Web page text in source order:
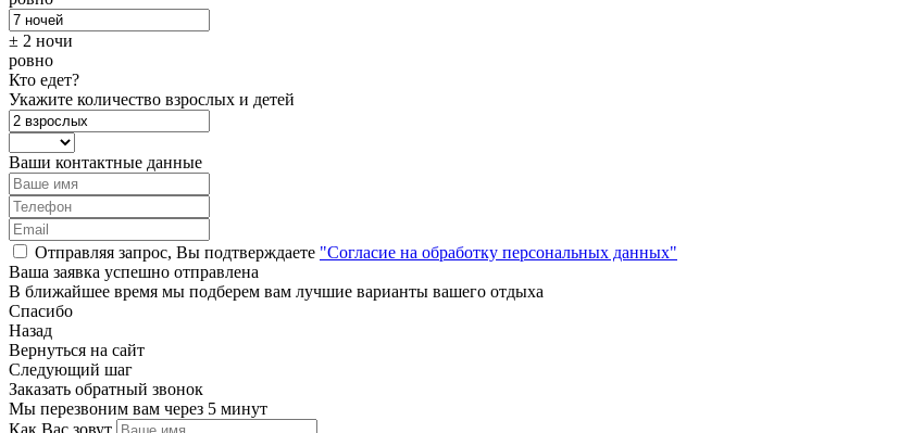
± 2 ночи
ровно
Кто едет?
Укажите количество взрослых и детей
Ваши контактные данные
Отправляя запрос, Вы подтверждаете "Согласие на обработку персональных данных"
Ваша заявка успешно отправлена
В ближайшее время мы подберем вам лучшие варианты вашего отдыха
Спасибо
Назад
Вернуться на сайт
Следующий шаг
Заказать обратный звонок
Мы перезвоним вам через 5 минут
Как Вас зовут